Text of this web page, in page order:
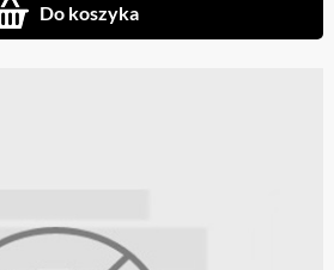
Do koszyka